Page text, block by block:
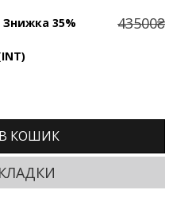
Знижка 35% 43500₴
КОШИК